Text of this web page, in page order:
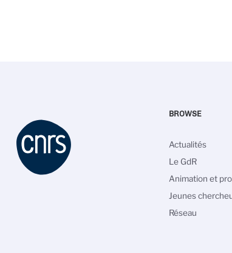
BROWSE
Main
navigation
Actualités
Le GdR
Animation et
Jeunes
Réseau